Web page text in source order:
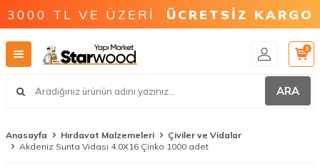
3000 TL VE ÜZERİ ÜCRETSİZ KARGO
ARA
0
Anasayfa Hırdavat Malzemeleri
Çiviler ve Vidalar
Akdeniz Sunta Vidası 4.0X16 Çinko 1000 adet